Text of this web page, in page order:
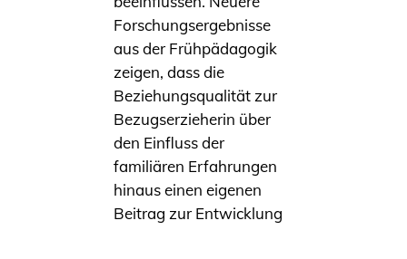
Forschungsergebnisse
aus der Frühpädagogik
zeigen, dass die
Beziehungsqualität zur
Bezugserzieherin über
den Einfluss der
familiären Erfahrungen
hinaus einen eigenen
Beitrag zur Entwicklung